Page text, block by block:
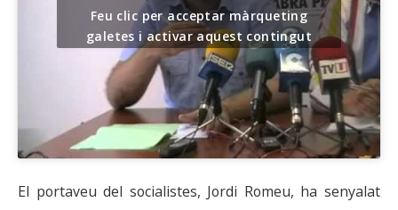
Feu clic per acceptar màrqueting
galetes i activar aquest contingut
El portaveu del socialistes, Jordi Romeu, ha senyalat